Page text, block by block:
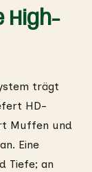
High-
trägt
HD-
Muffen und
Eine
Tiefe; an